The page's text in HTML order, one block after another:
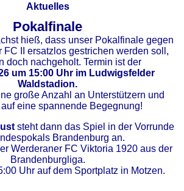
Aktuelles
Pokalfinale
hieß, dass unser Pokalfinale gegen
FC II ersatzlos gestrichen werden soll,
doch nachgeholt. Termin ist der
um 15:00 Uhr im Ludwigsfelder
Waldstadion.
große Anzahl an Unterstützern und
eine spannende Begegnung!
steht dann das Spiel in der Vorrunde
Brandenburg an.
Werderaner FC Viktoria 1920 aus der
Brandenburgliga.
Uhr auf dem Sportplatz in Motzen.